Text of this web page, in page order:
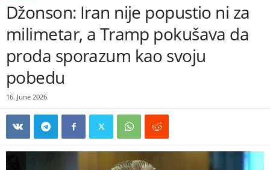
Džonson: Iran nije popustio ni za
milimetar, a Tramp pokušava da
proda sporazum kao svoju
pobedu
16. June 2026.